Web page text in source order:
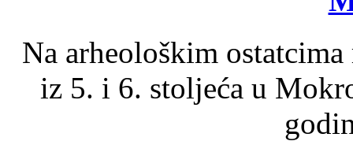
Na arheološkim
iz 5. i 6. stoljeća u